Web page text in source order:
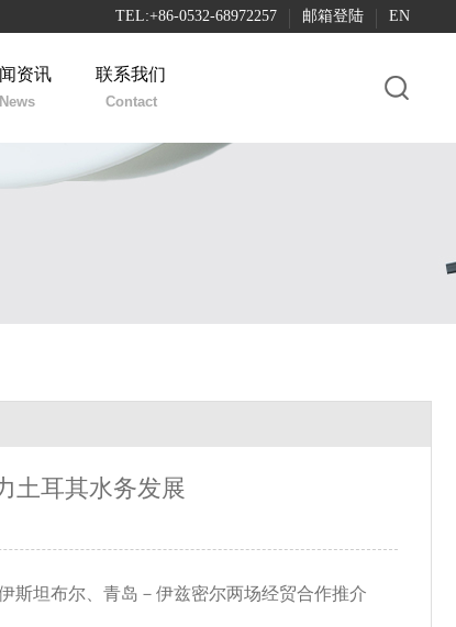
EN
邮箱登陆
TEL:+86-0532-68972257
资讯
News
联系我们
Contact
土耳其水务发展
斯坦布尔、青岛－伊兹密尔两场经贸合作推介